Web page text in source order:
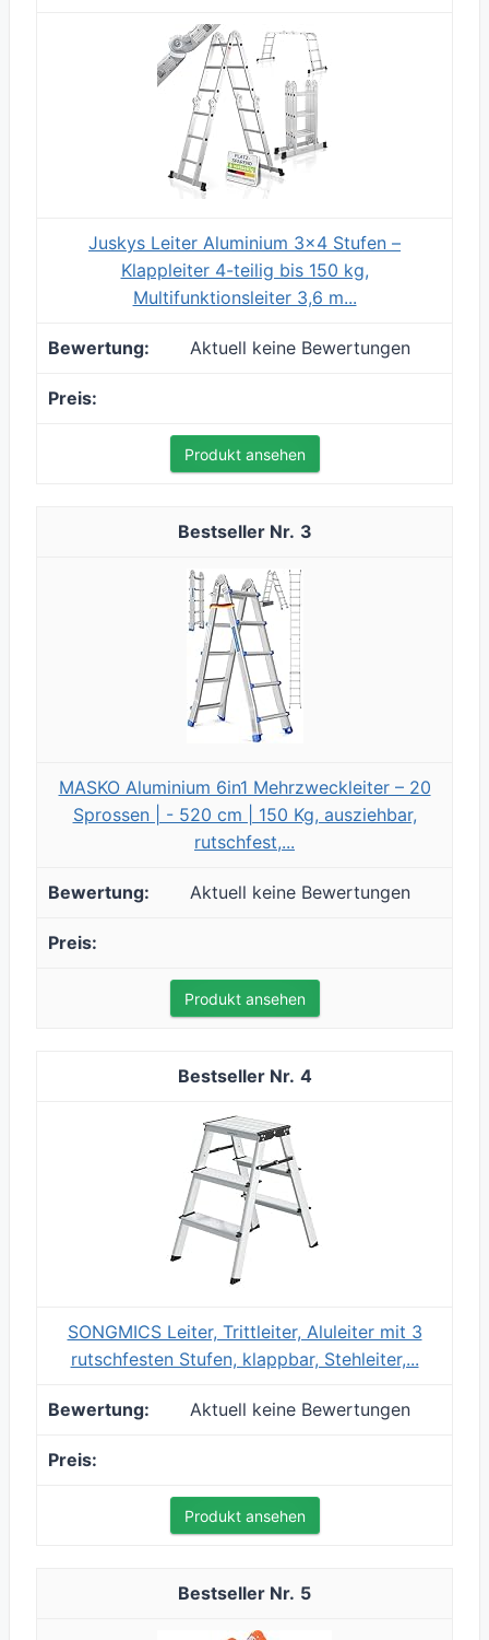
Juskys Leiter Aluminium 3x4 Stufen –
Klappleiter 4-teilig bis 150 kg,
Multifunktionsleiter 3,6 m...
Aktuell keine Bewertungen
Produkt ansehen
3
MASKO Aluminium 6in1 Mehrzweckleiter – 20
Sprossen | - 520 cm | 150 Kg, ausziehbar,
rutschfest,...
Aktuell keine Bewertungen
Produkt ansehen
4
SONGMICS Leiter, Trittleiter, Aluleiter mit 3
rutschfesten Stufen, klappbar, Stehleiter,...
Aktuell keine Bewertungen
Produkt ansehen
5